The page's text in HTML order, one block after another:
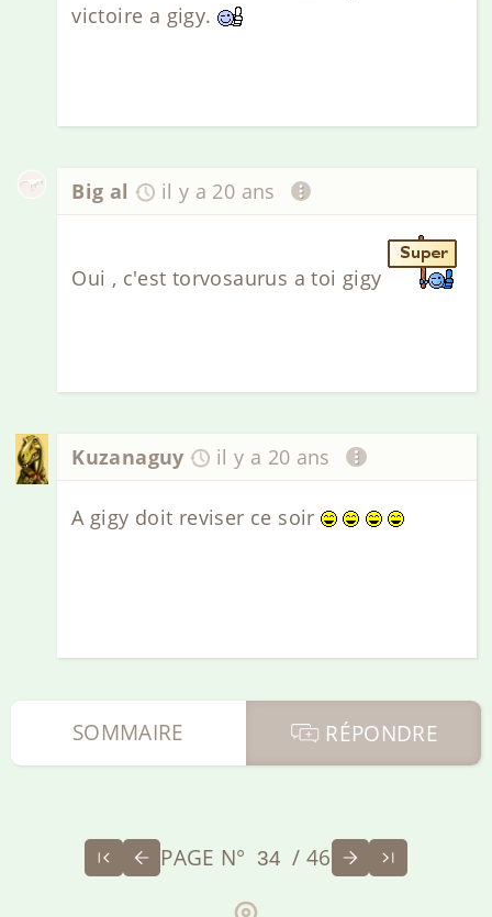
victoire a gigy.
Big al il y a 20 ans
Oui , c'est torvosaurus a toi gigy
Kuzanaguy il y a 20 ans
A gigy doit reviser ce soir
RÉPONDRE
SOMMAIRE
PAGE N° / 46